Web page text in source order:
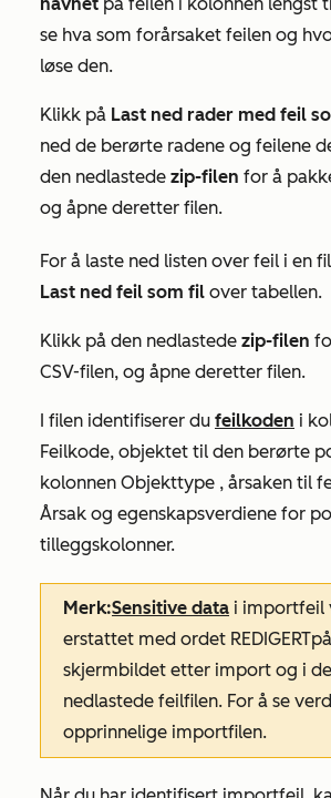
se hva som forårsaket feilen og
løse den.
Klikk på Last ned rader med feil
ned de berørte radene og feilene
den nedlastede zip-filen for å
og åpne deretter filen.
For å laste ned listen over feil i en
Last ned feil som fil over tabellen.
Klikk på den nedlastede zip-filen
CSV-filen, og åpne deretter filen.
I filen identifiserer du feilkoden i
Feilkode, objektet til den berørte
kolonnen Objekttype , årsaken til
Årsak og egenskapsverdiene for
tilleggskolonner.
Merk:Sensitive data i importfeil
erstattet med ordet REDIGERTpå
skjermbildet etter import og i
nedlastede feilfilen. For å se
opprinnelige importfilen.